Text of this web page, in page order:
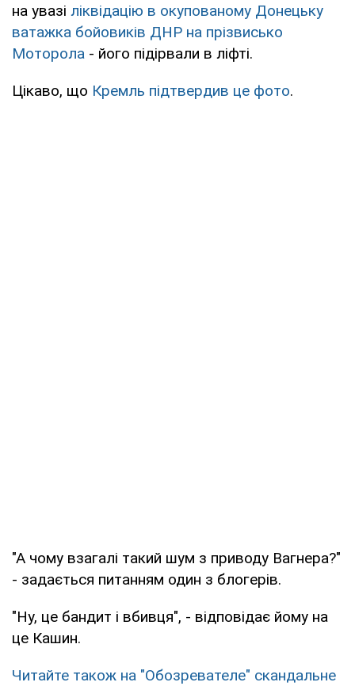
на увазі ліквідацію в окупованому Донецьку
ватажка бойовиків ДНР на прізвисько
Моторола - його підірвали в ліфті.
Цікаво, що Кремль підтвердив це фото.
"А чому взагалі такий шум з приводу Вагнера?"
- задається питанням один з блогерів.
"Ну, це бандит і вбивця", - відповідає йому на
це Кашин.
Читайте також на "Обозревателе" скандальне